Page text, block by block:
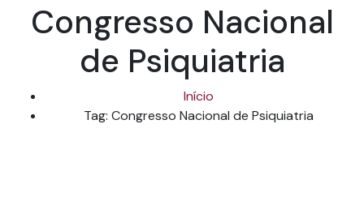
Congresso Nacional
de Psiquiatria
Início
Tag: Congresso Nacional de Psiquiatria